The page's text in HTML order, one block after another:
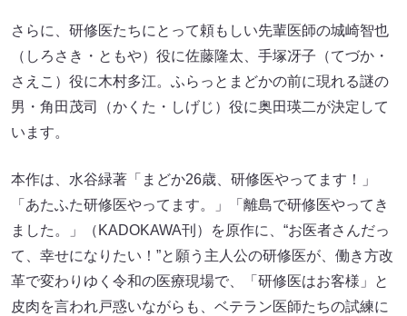
さらに、研修医たちにとって頼もしい先輩医師の城崎智也
（しろさき・ともや）役に佐藤隆太、手塚冴子（てづか・
さえこ）役に木村多江。ふらっとまどかの前に現れる謎の
男・角田茂司（かくた・しげじ）役に奥田瑛二が決定して
います。
本作は、水谷緑著「まどか26歳、研修医やってます！」
「あたふた研修医やってます。」「離島で研修医やってき
ました。」（KADOKAWA刊）を原作に、“お医者さんだっ
て、幸せになりたい！”と願う主人公の研修医が、働き方改
革で変わりゆく令和の医療現場で、「研修医はお客様」と
皮肉を言われ戸惑いながらも、ベテラン医師たちの試練に